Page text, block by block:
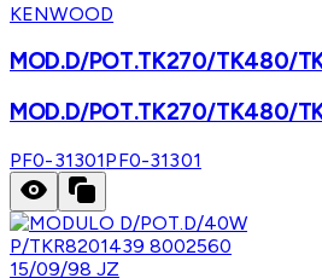
KENWOOD
MOD.D/POT.TK270/TK480/
MOD.D/POT.TK270/TK480/
PF0-31301PF0-31301